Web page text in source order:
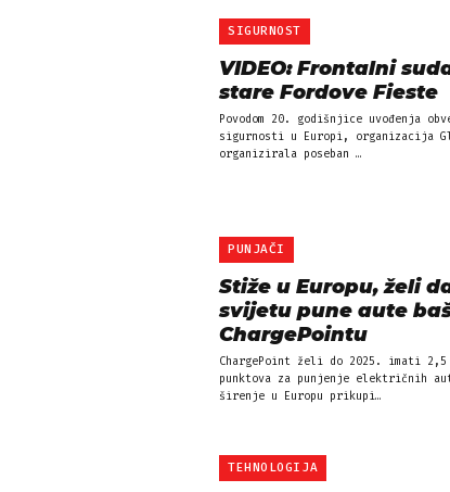
SIGURNOST
VIDEO: Frontalni
stare Fordove Fieste
Povodom 20. godišnjice uvođenja
sigurnosti u Europi, organizacija
organizirala poseban …
PUNJAČI
Stiže u Europu, želi
svijetu pune aute
ChargePointu
ChargePoint želi do 2025. imati
punktova za punjenje električnih
širenje u Europu prikupi…
TEHNOLOGIJA